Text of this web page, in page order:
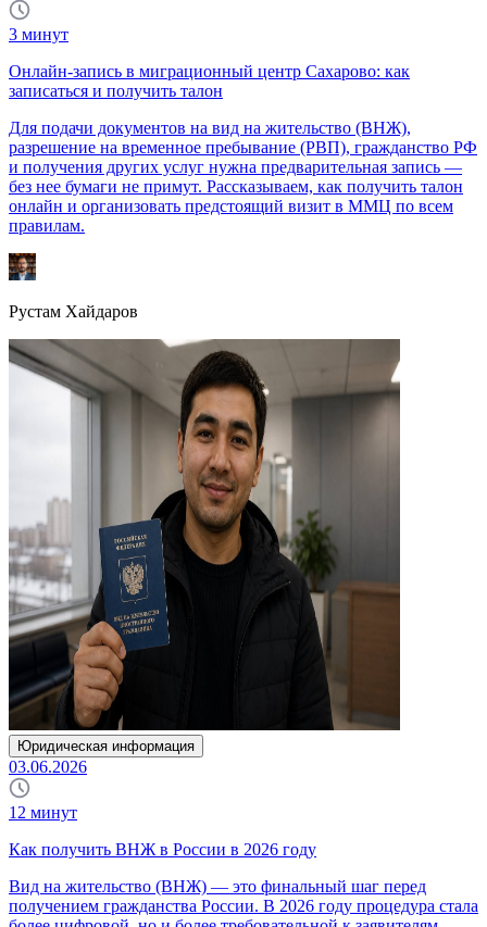
3 минут
Онлайн-запись в миграционный центр Сахарово: как
записаться и получить талон
Для подачи документов на вид на жительство (ВНЖ),
разрешение на временное пребывание (РВП), гражданство РФ
и получения других услуг нужна предварительная запись —
без нее бумаги не примут. Рассказываем, как получить талон
онлайн и организовать предстоящий визит в ММЦ по всем
правилам.
Рустам Хайдаров
Юридическая информация
03.06.2026
12 минут
Как получить ВНЖ в России в 2026 году
Вид на жительство (ВНЖ) — это финальный шаг перед
получением гражданства России. В 2026 году процедура стала